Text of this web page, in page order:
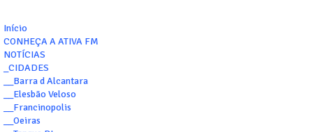
Início
CONHEÇA A ATIVA FM
NOTÍCIAS
_CIDADES
__Barra d Alcantara
__Elesbão Veloso
__Francinopolis
__Oeiras